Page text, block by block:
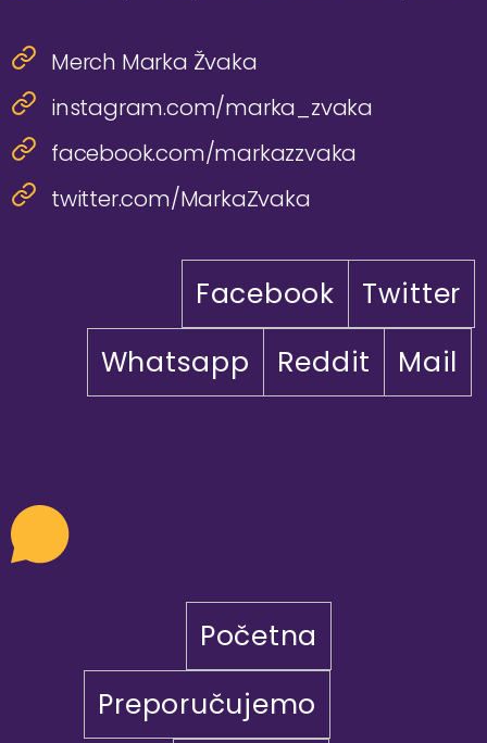
Merch Marka Žvaka
instagram.com/marka_zvaka
facebook.com/markazzvaka
twitter.com/MarkaZvaka
Facebook
Twitter
Whatsapp
Reddit Mail
Početna
Preporučujemo